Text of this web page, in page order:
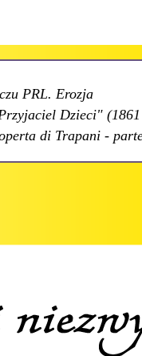
PRL. Erozja
Dzieci"
di Trapani -